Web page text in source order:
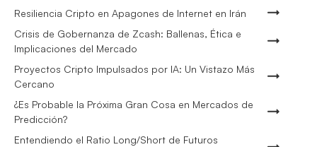
Resiliencia Cripto en Apagones de Internet en Irán
Crisis de Gobernanza de Zcash: Ballenas, Ética e
Implicaciones del Mercado
Proyectos Cripto Impulsados por IA: Un Vistazo Más
Cercano
¿Es Probable la Próxima Gran Cosa en Mercados de
Predicción?
Entendiendo el Ratio Long/Short de Futuros